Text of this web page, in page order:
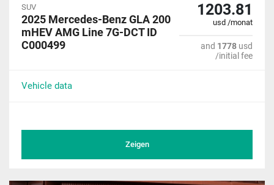
SUV
2025 Mercedes-Benz GLA 200
mHEV AMG Line 7G-DCT ID
C000499
1203.81
usd /monat
and 1778 usd
/initial fee
Vehicle data
Zeigen